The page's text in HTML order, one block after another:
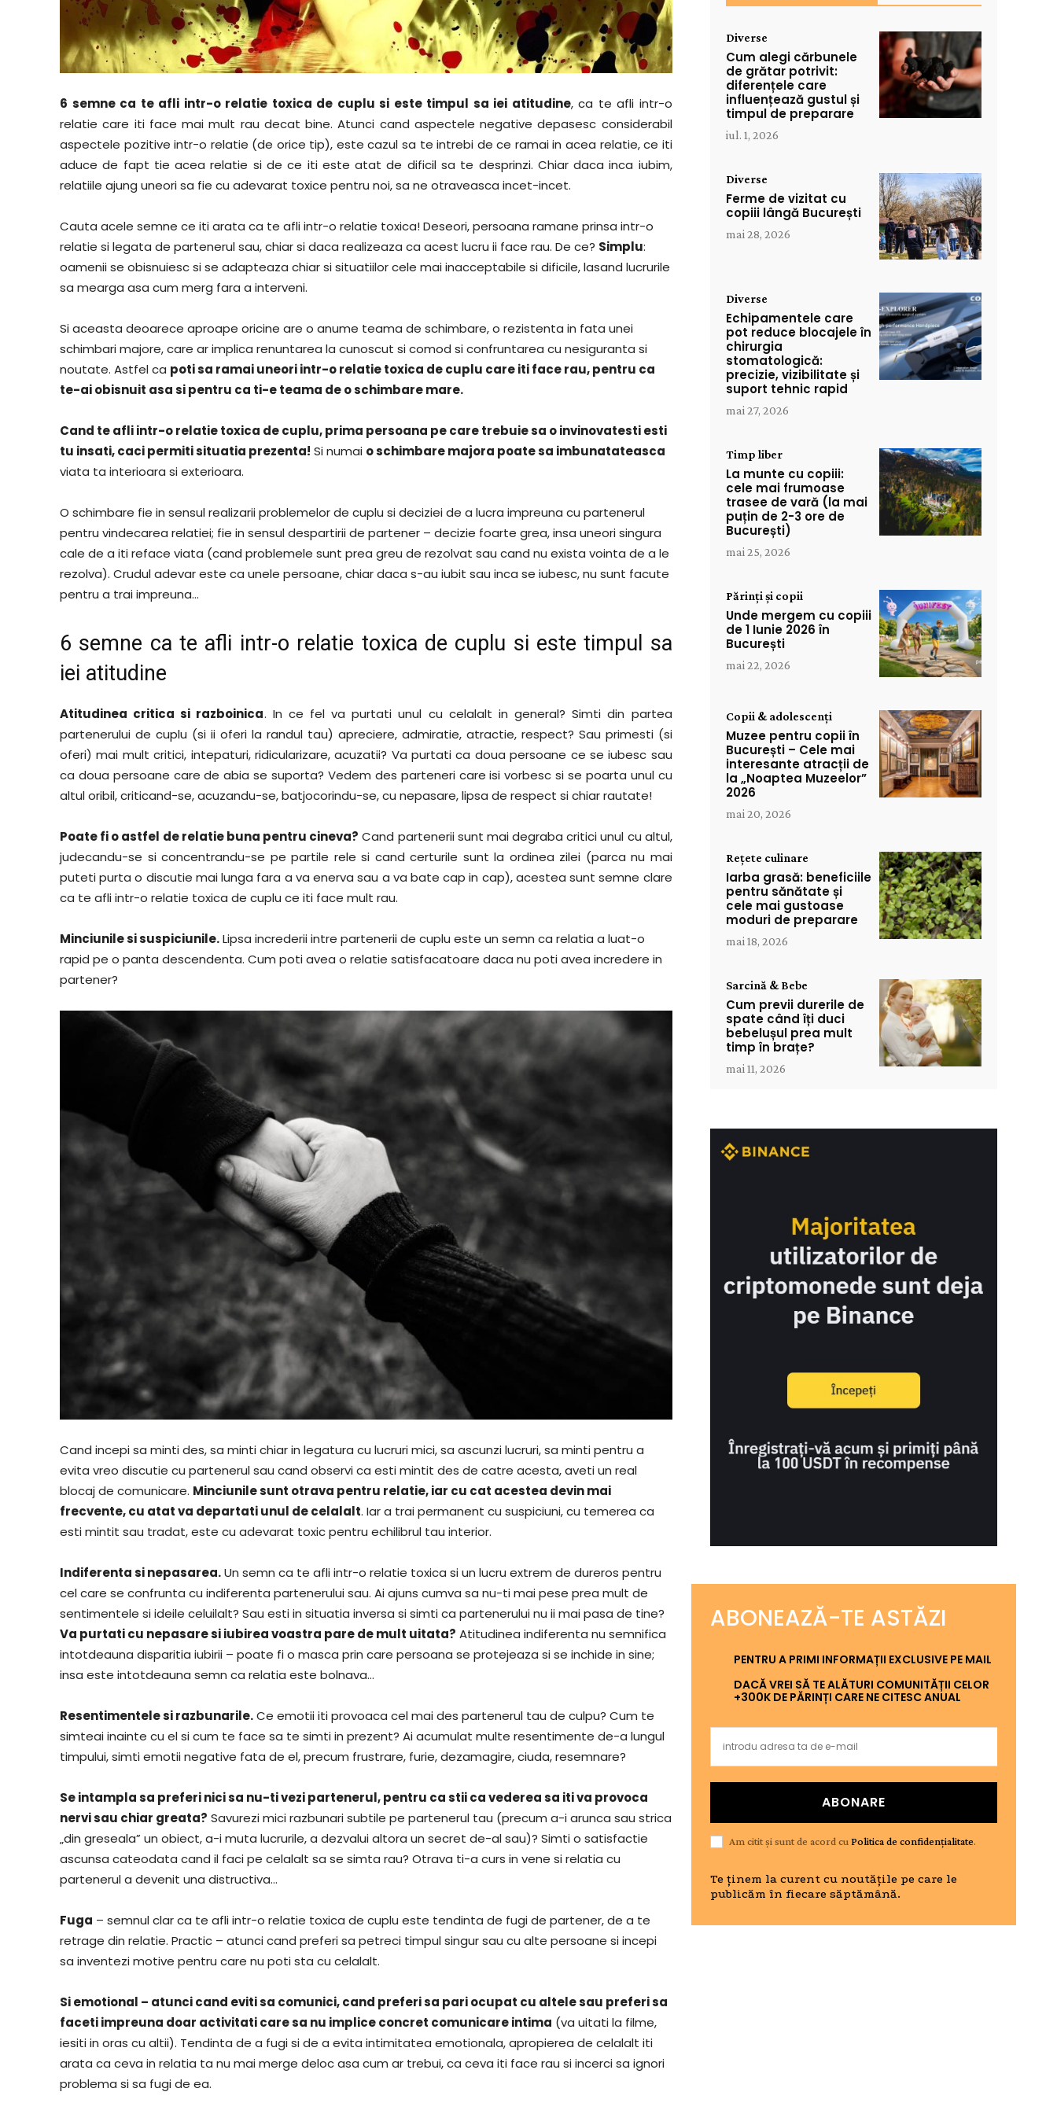
6 semne ca te afli intr-o relatie toxica de cuplu si este timpul sa iei atitudine, ca te afli intr-o
relatie care iti face mai mult rau decat bine. Atunci cand aspectele negative depasesc considerabil
aspectele pozitive intr-o relatie (de orice tip), este cazul sa te intrebi de ce ramai in acea relatie, ce iti
aduce de fapt tie acea relatie si de ce iti este atat de dificil sa te desprinzi. Chiar daca inca iubim,
relatiile ajung uneori sa fie cu adevarat toxice pentru noi, sa ne otraveasca incet-incet.
Cauta acele semne ce iti arata ca te afli intr-o relatie toxica! Deseori, persoana ramane prinsa intr-o
relatie si legata de partenerul sau, chiar si daca realizeaza ca acest lucru ii face rau. De ce? Simplu:
oamenii se obisnuiesc si se adapteaza chiar si situatiilor cele mai inacceptabile si dificile, lasand lucrurile
sa mearga asa cum merg fara a interveni.
Si aceasta deoarece aproape oricine are o anume teama de schimbare, o rezistenta in fata unei
schimbari majore, care ar implica renuntarea la cunoscut si comod si confruntarea cu nesiguranta si
noutate. Astfel ca poti sa ramai uneori intr-o relatie toxica de cuplu care iti face rau, pentru ca
te-ai obisnuit asa si pentru ca ti-e teama de o schimbare mare.
Cand te afli intr-o relatie toxica de cuplu, prima persoana pe care trebuie sa o invinovatesti esti
tu insati, caci permiti situatia prezenta! Si numai o schimbare majora poate sa imbunatateasca
viata ta interioara si exterioara.
O schimbare fie in sensul realizarii problemelor de cuplu si deciziei de a lucra impreuna cu partenerul
pentru vindecarea relatiei; fie in sensul despartirii de partener – decizie foarte grea, insa uneori singura
cale de a iti reface viata (cand problemele sunt prea greu de rezolvat sau cand nu exista vointa de a le
rezolva). Crudul adevar este ca unele persoane, chiar daca s-au iubit sau inca se iubesc, nu sunt facute
pentru a trai impreuna…
6 semne ca te afli intr-o relatie toxica de cuplu si este timpul sa
iei atitudine
Atitudinea critica si razboinica. In ce fel va purtati unul cu celalalt in general? Simti din partea
partenerului de cuplu (si ii oferi la randul tau) apreciere, admiratie, atractie, respect? Sau primesti (si
oferi) mai mult critici, intepaturi, ridicularizare, acuzatii? Va purtati ca doua persoane ce se iubesc sau
ca doua persoane care de abia se suporta? Vedem des parteneri care isi vorbesc si se poarta unul cu
altul oribil, criticand-se, acuzandu-se, batjocorindu-se, cu nepasare, lipsa de respect si chiar rautate!
Poate fi o astfel de relatie buna pentru cineva? Cand partenerii sunt mai degraba critici unul cu altul,
judecandu-se si concentrandu-se pe partile rele si cand certurile sunt la ordinea zilei (parca nu mai
puteti purta o discutie mai lunga fara a va enerva sau a va bate cap in cap), acestea sunt semne clare
ca te afli intr-o relatie toxica de cuplu ce iti face mult rau.
Minciunile si suspiciunile.Lipsa increderii intre partenerii de cuplu este un semn ca relatia a luat-o
rapid pe o panta descendenta. Cum poti avea o relatie satisfacatoare daca nu poti avea incredere in
partener?
Cand incepi sa minti des, sa minti chiar in legatura cu lucruri mici, sa ascunzi lucruri, sa minti pentru a
evita vreo discutie cu partenerul sau cand observi ca esti mintit des de catre acesta, aveti un real
blocaj de comunicare. Minciunile sunt otrava pentru relatie, iar cu cat acestea devin mai
frecvente, cu atat va departati unul de celalalt. Iar a trai permanent cu suspiciuni, cu temerea ca
esti mintit sau tradat, este cu adevarat toxic pentru echilibrul tau interior.
Indiferenta si nepasarea.Un semn ca te afli intr-o relatie toxica si un lucru extrem de dureros pentru
cel care se confrunta cu indiferenta partenerului sau. Ai ajuns cumva sa nu-ti mai pese prea mult de
sentimentele si ideile celuilalt? Sau esti in situatia inversa si simti ca partenerului nu ii mai pasa de tine?
Va purtati cu nepasare si iubirea voastra pare de mult uitata? Atitudinea indiferenta nu semnifica
intotdeauna disparitia iubirii – poate fi o masca prin care persoana se protejeaza si se inchide in sine;
insa este intotdeauna semn ca relatia este bolnava…
Resentimentele si razbunarile.Ce emotii iti provoaca cel mai des partenerul tau de culpu? Cum te
simteai inainte cu el si cum te face sa te simti in prezent? Ai acumulat multe resentimente de-a lungul
timpului, simti emotii negative fata de el, precum frustrare, furie, dezamagire, ciuda, resemnare?
Se intampla sa preferi nici sa nu-ti vezi partenerul, pentru ca stii ca vederea sa iti va provoca
nervi sau chiar greata? Savurezi mici razbunari subtile pe partenerul tau (precum a-i arunca sau strica
„din greseala” un obiect, a-i muta lucrurile, a dezvalui altora un secret de-al sau)? Simti o satisfactie
ascunsa cateodata cand il faci pe celalalt sa se simta rau? Otrava ti-a curs in vene si relatia cu
partenerul a devenit una distructiva…
Fuga – semnul clar ca te afli intr-o relatie toxica de cuplu este tendinta de fugi de partener, de a te
retrage din relatie. Practic – atunci cand preferi sa petreci timpul singur sau cu alte persoane si incepi
sa inventezi motive pentru care nu poti sta cu celalalt.
Si emotional – atunci cand eviti sa comunici, cand preferi sa pari ocupat cu altele sau preferi sa
faceti impreuna doar activitati care sa nu implice concret comunicare intima (va uitati la filme,
iesiti in oras cu altii). Tendinta de a fugi si de a evita intimitatea emotionala, apropierea de celalalt iti
arata ca ceva in relatia ta nu mai merge deloc asa cum ar trebui, ca ceva iti face rau si incerci sa ignori
problema si sa fugi de ea.
Diverse
Cum alegi cărbunele
de grătar potrivit:
diferențele care
influențează gustul și
timpul de preparare
iul. 1, 2026
Diverse
Ferme de vizitat cu
copiii lângă București
mai 28, 2026
Diverse
Echipamentele care
pot reduce blocajele în
chirurgia
stomatologică:
precizie, vizibilitate și
suport tehnic rapid
mai 27, 2026
Timp liber
La munte cu copiii:
cele mai frumoase
trasee de vară (la mai
puțin de 2-3 ore de
București)
mai 25, 2026
Părinți și copii
Unde mergem cu copiii
de 1 Iunie 2026 în
București
mai 22, 2026
Copii & adolescenți
Muzee pentru copii în
București – Cele mai
interesante atracții de
la „Noaptea Muzeelor”
2026
mai 20, 2026
Rețete culinare
Iarba grasă: beneficiile
pentru sănătate și
cele mai gustoase
moduri de preparare
mai 18, 2026
Sarcină & Bebe
Cum previi durerile de
spate când îți duci
bebelușul prea mult
timp în brațe?
mai 11, 2026
ABONEAZĂ-TE ASTĂZI
PENTRU A PRIMI INFORMAȚII EXCLUSIVE PE MAIL
DACĂ VREI SĂ TE ALĂTURI COMUNITĂȚII CELOR
+300K DE PĂRINȚI CARE NE CITESC ANUAL
ABONARE
Am citit și sunt de acord cuPolitica de confidențialitate.
Te ținem la curent cu noutățile pe care le
publicăm în fiecare săptămână.